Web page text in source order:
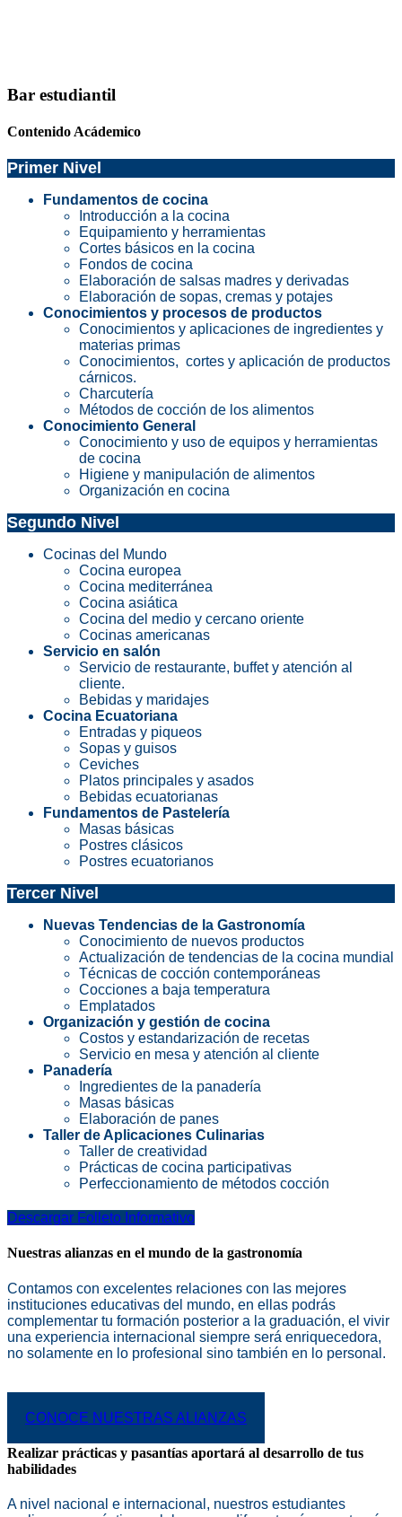
Bar estudiantil
Contenido Acádemico
Primer Nivel
Fundamentos de cocina
Introducción a la cocina
Equipamiento y herramientas
Cortes básicos en la cocina
Fondos de cocina
Elaboración de salsas madres y derivadas
Elaboración de sopas, cremas y potajes
Conocimientos y procesos de productos
Conocimientos y aplicaciones de ingredientes y
materias primas
Conocimientos, cortes y aplicación de productos
cárnicos.
Charcutería
Métodos de cocción de los alimentos
Conocimiento General
Conocimiento y uso de equipos y herramientas
de cocina
Higiene y manipulación de alimentos
Organización en cocina
Segundo Nivel
Cocinas del Mundo
Cocina europea
Cocina mediterránea
Cocina asiática
Cocina del medio y cercano oriente
Cocinas americanas
Servicio en salón
Servicio de restaurante, buffet y atención al
cliente.
Bebidas y maridajes
Cocina Ecuatoriana
Entradas y piqueos
Sopas y guisos
Ceviches
Platos principales y asados
Bebidas ecuatorianas
Fundamentos de Pastelería
Masas básicas
Postres clásicos
Postres ecuatorianos
Tercer Nivel
Nuevas Tendencias de la Gastronomía
Conocimiento de nuevos productos
Actualización de tendencias de la cocina mundial
Técnicas de cocción contemporáneas
Cocciones a baja temperatura
Emplatados
Organización y gestión de cocina
Costos y estandarización de recetas
Servicio en mesa y atención al cliente
Panadería
Ingredientes de la panadería
Masas básicas
Elaboración de panes
Taller de Aplicaciones Culinarias
Taller de creatividad
Prácticas de cocina participativas
Perfeccionamiento de métodos cocción
Descargar Folleto Informativo
Nuestras alianzas en el mundo de la gastronomía
Contamos con excelentes relaciones con las mejores
instituciones educativas del mundo, en ellas podrás
complementar tu formación posterior a la graduación, el vivir
una experiencia internacional siempre será enriquecedora,
no solamente en lo profesional sino también en lo personal.
CONOCE NUESTRAS ALIANZAS
Realizar prácticas y pasantías aportará al desarrollo de tus
habilidades
A nivel nacional e internacional, nuestros estudiantes